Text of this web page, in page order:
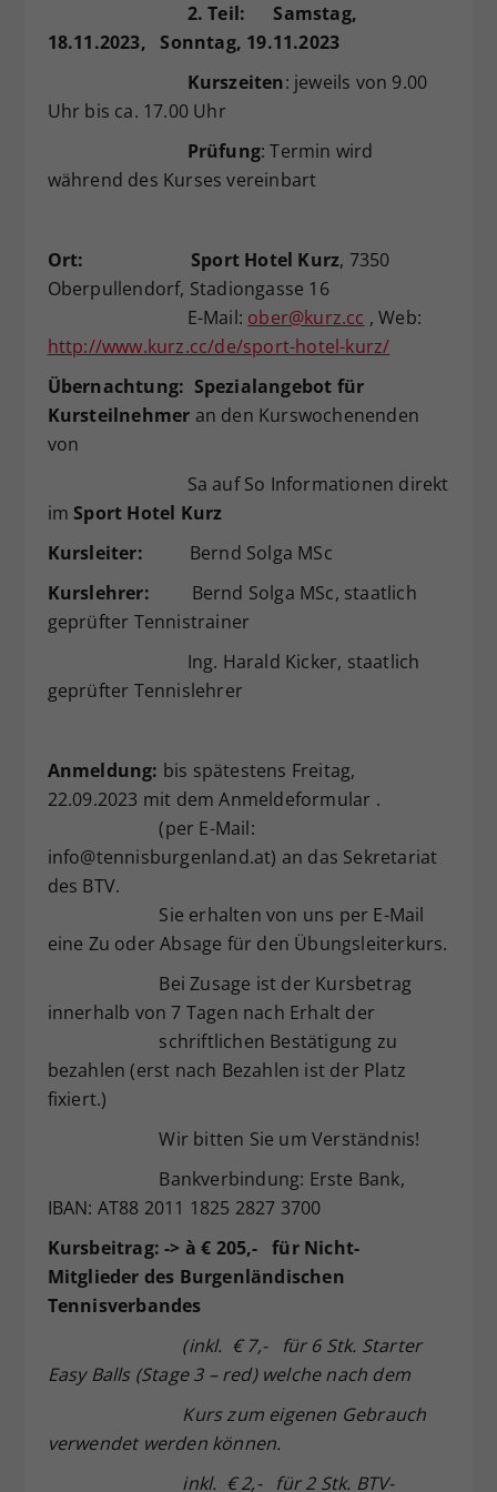
2. Teil: Samstag,
18.11.2023, Sonntag, 19.11.2023
Kurszeiten: jeweils von 9.00
Uhr bis ca. 17.00 Uhr
Prüfung: Termin wird
während des Kurses vereinbart
Ort: Sport Hotel Kurz, 7350
Oberpullendorf, Stadiongasse 16
E-Mail: ober@kurz.cc , Web:
http://www.kurz.cc/de/sport-hotel-kurz/
Übernachtung: Spezialangebot für
Kursteilnehmer an den Kurswochenenden
von
Sa auf So Informationen direkt
imSport Hotel Kurz
Kursleiter: Bernd Solga MSc
Kurslehrer: Bernd Solga MSc, staatlich
geprüfter Tennistrainer
Ing. Harald Kicker, staatlich
geprüfter Tennislehrer
Anmeldung: bis spätestens Freitag,
22.09.2023 mit dem Anmeldeformular .
(per E-Mail:
info@tennisburgenland.at) an das Sekretariat
des BTV.
Sie erhalten von uns per E-Mail
eine Zu oder Absage für den Übungsleiterkurs.
Bei Zusage ist der Kursbetrag
innerhalb von 7 Tagen nach Erhalt der
schriftlichen Bestätigung zu
bezahlen (erst nach Bezahlen ist der Platz
fixiert.)
Wir bitten Sie um Verständnis!
Bankverbindung: Erste Bank,
IBAN: AT88 2011 1825 2827 3700
Kursbeitrag: -> à € 205,- für Nicht-
Mitglieder des Burgenländischen
Tennisverbandes
(inkl. € 7,- für 6 Stk. Starter
Easy Balls (Stage 3 – red) welche nach dem
Kurs zum eigenen Gebrauch
verwendet werden können.
inkl. € 2,- für 2 Stk. BTV-
Zweck
Dieser Wert speichert Ihre Consent-
Einstellungen. Unter anderem eine
zufällig generierte ID, für die
historische Speicherung Ihrer
vorgenommen Einstellungen, falls der
Webseiten-Betreiber dies eingestellt
hat.